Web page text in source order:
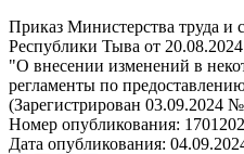
Приказ Министерства труда и
Республики Тыва от
"О внесении изменений в
регламенты по
(Зарегистрирован 03.09.2024
Номер опубликования:
Дата опубликования: